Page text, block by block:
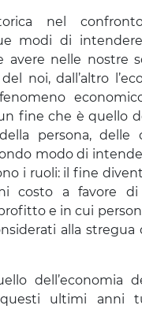
nel
modi di
avere nelle nostre
noi, dall’altro
fine che è quello
persona, delle
modo di
i ruoli: il fine
costo a favore
e in cui
alla stregua
dell’economia
questi ultimi anni